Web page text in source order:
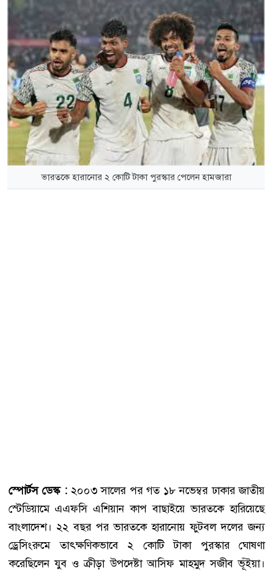
ভারতকে হারানোর ২ কোটি টাকা পুরস্কার পেলেন হামজারা
স্পোর্টস ডেস্ক : ২০০৩ সালের পর গত ১৮ নভেম্বর ঢাকার জাতীয়
স্টেডিয়ামে এএফসি এশিয়ান কাপ বাছাইয়ে ভারতকে হারিয়েছে
বাংলাদেশ। ২২ বছর পর ভারতকে হারানোয় ফুটবল দলের জন্য
ড্রেসিংরুমে তাৎক্ষণিকভাবে ২ কোটি টাকা পুরস্কার ঘোষণা
করেছিলেন যুব ও ক্রীড়া উপদেষ্টা আসিফ মাহমুদ সজীব ভূঁইয়া।